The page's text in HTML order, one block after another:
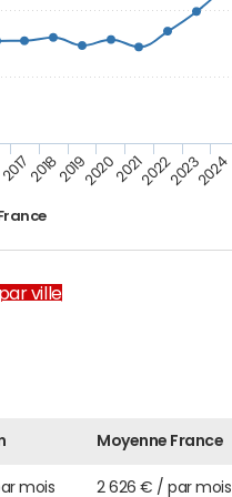
20172018201920202021202220232024
ville
Moyenne France
mois 2 626 € / par mois